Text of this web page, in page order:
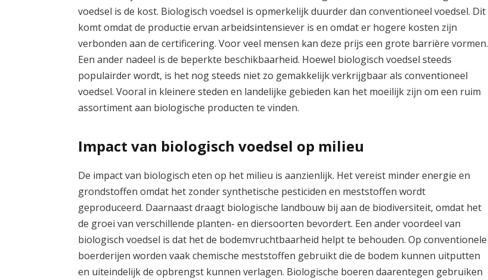
voedsel is de kost. Biologisch voedsel is opmerkelijk duurder dan conventioneel voedsel. Dit
komt omdat de productie ervan arbeidsintensiever is en omdat er hogere kosten zijn
verbonden aan de certificering. Voor veel mensen kan deze prijs een grote barrière vormen.
Een ander nadeel is de beperkte beschikbaarheid. Hoewel biologisch voedsel steeds
populairder wordt, is het nog steeds niet zo gemakkelijk verkrijgbaar als conventioneel
voedsel. Vooral in kleinere steden en landelijke gebieden kan het moeilijk zijn om een ruim
assortiment aan biologische producten te vinden.
Impact van biologisch voedsel op milieu
De impact van biologisch eten op het milieu is aanzienlijk. Het vereist minder energie en
grondstoffen omdat het zonder synthetische pesticiden en meststoffen wordt
geproduceerd. Daarnaast draagt biologische landbouw bij aan de biodiversiteit, omdat het
de groei van verschillende planten- en diersoorten bevordert. Een ander voordeel van
biologisch voedsel is dat het de bodemvruchtbaarheid helpt te behouden. Op conventionele
boerderijen worden vaak chemische meststoffen gebruikt die de bodem kunnen uitputten
en uiteindelijk de opbrengst kunnen verlagen. Biologische boeren daarentegen gebruiken